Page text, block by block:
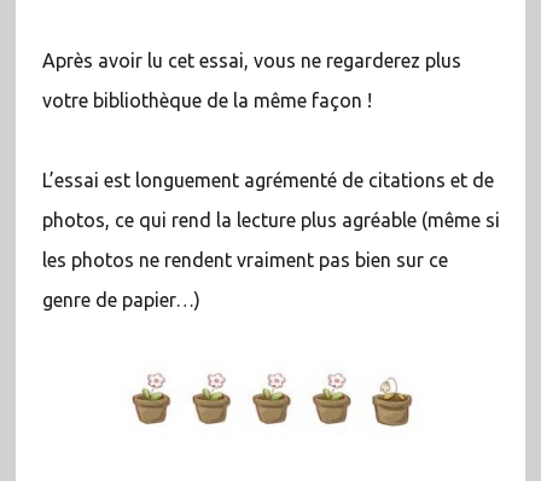
Après avoir lu cet essai, vous ne regarderez plus
votre bibliothèque de la même façon !
L’essai est longuement agrémenté de citations et de
photos, ce qui rend la lecture plus agréable (même si
les photos ne rendent vraiment pas bien sur ce
genre de papier…)